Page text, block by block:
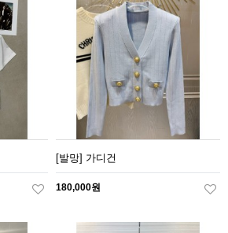
[발망] 가디건
180,000원